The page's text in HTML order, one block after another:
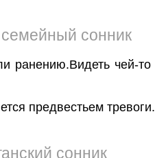
сонник
ранению.Видеть чей-
предвестьем тревоги.
сонник